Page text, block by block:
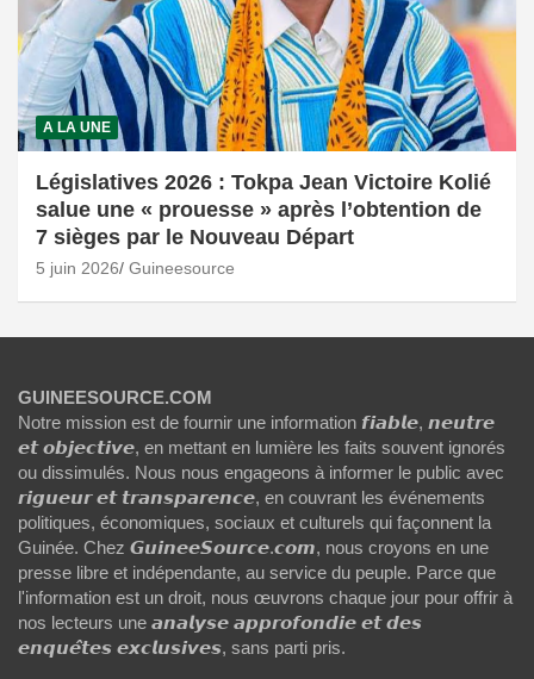
A LA UNE
Législatives 2026 : Tokpa Jean Victoire Kolié
salue une « prouesse » après l’obtention de
7 sièges par le Nouveau Départ
5 juin 2026 Guineesource
GUINEESOURCE.COM
Notre mission est de fournir une information 𝙛𝙞𝙖𝙗𝙡𝙚, 𝙣𝙚𝙪𝙩𝙧𝙚
𝙚𝙩 𝙤𝙗𝙟𝙚𝙘𝙩𝙞𝙫𝙚, en mettant en lumière les faits souvent ignorés
ou dissimulés. Nous nous engageons à informer le public avec
𝙧𝙞𝙜𝙪𝙚𝙪𝙧 𝙚𝙩 𝙩𝙧𝙖𝙣𝙨𝙥𝙖𝙧𝙚𝙣𝙘𝙚, en couvrant les événements
politiques, économiques, sociaux et culturels qui façonnent la
Guinée. Chez 𝙂𝙪𝙞𝙣𝙚𝙚𝙎𝙤𝙪𝙧𝙘𝙚.𝙘𝙤𝙢, nous croyons en une
presse libre et indépendante, au service du peuple. Parce que
l'information est un droit, nous œuvrons chaque jour pour offrir à
nos lecteurs une 𝙖𝙣𝙖𝙡𝙮𝙨𝙚 𝙖𝙥𝙥𝙧𝙤𝙛𝙤𝙣𝙙𝙞𝙚 𝙚𝙩 𝙙𝙚𝙨
𝙚𝙣𝙦𝙪𝙚̂𝙩𝙚𝙨 𝙚𝙭𝙘𝙡𝙪𝙨𝙞𝙫𝙚𝙨, sans parti pris.